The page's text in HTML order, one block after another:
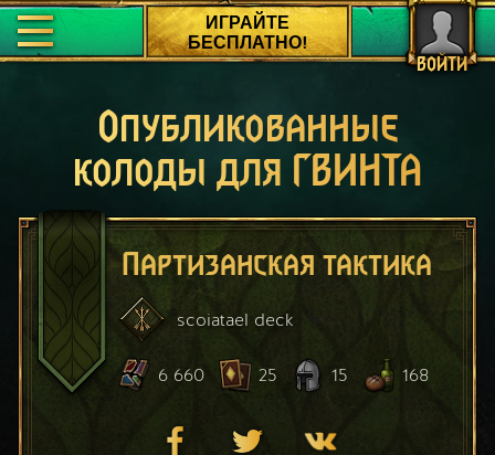
ВОЙТИ
ИГРАЙТЕ
БЕСПЛАТНО!
Опубликованные
колоды для ГВИНТА
Партизанская тактика
scoiatael deck
6 660 25 15 168